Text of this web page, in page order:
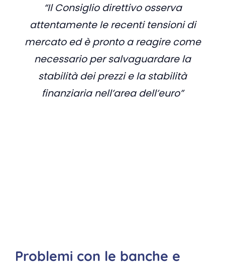
“Il Consiglio direttivo osserva
attentamente le recenti tensioni di
mercato ed è pronto a reagire come
necessario per salvaguardare la
stabilità dei prezzi e la stabilità
finanziaria nell’area dell’euro”
Problemi con le banche e